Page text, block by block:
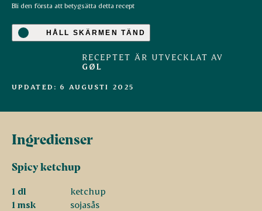
Bli den första att betygsätta detta recept
HÅLL SKÄRMEN TÄND
RECEPTET ÄR UTVECKLAT AV
GØL
UPDATED: 6 AUGUSTI 2025
Ingredienser
Spicy ketchup
1 dl
ketchup
1 msk
sojasås